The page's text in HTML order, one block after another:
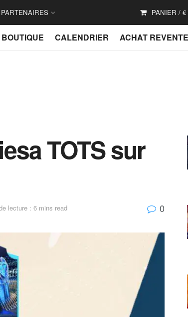
PARTENAIRES PANIER / €
BOUTIQUE CALENDRIER ACHAT REVENTE
TOTS sur
lecture : 6 mins read 0